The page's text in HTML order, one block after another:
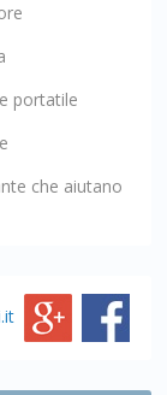
portatile
che aiutano